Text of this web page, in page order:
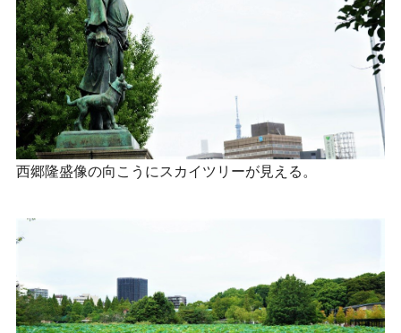
西郷隆盛像の向こうにスカイツリーが見える。